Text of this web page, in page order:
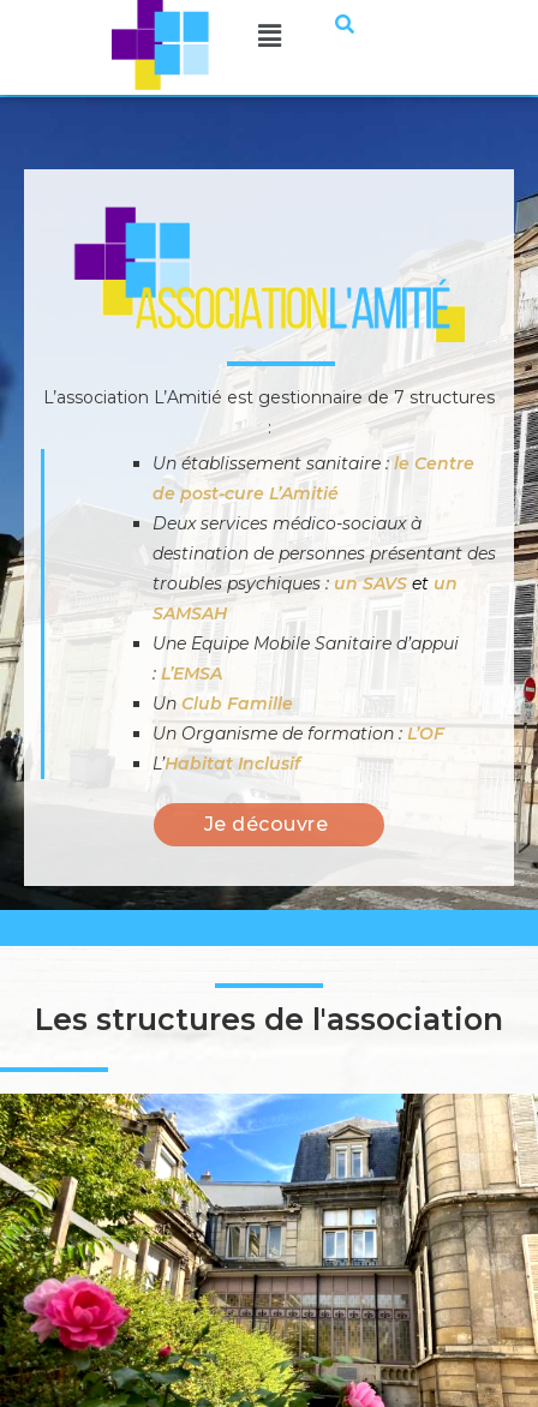
L’association L’Amitié est gestionnaire de 7 structures
:
Un établissement sanitaire :le Centre
de post-cure L’Amitié
Deux services médico-sociaux à
destination de personnes présentant des
troubles psychiques : un SAVS et un
SAMSAH
Une Equipe Mobile Sanitaire d’appui
: L’EMSA
Un Club Famille
Un Organisme de formation : L’OF
L’Habitat Inclusif
Je découvre
Les structures de l'association